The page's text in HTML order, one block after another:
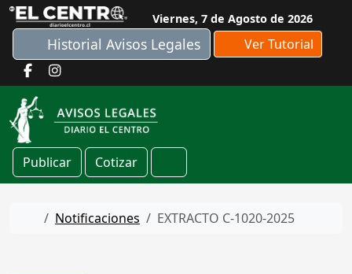
Skip to content
Viernes, 7 de Agosto de 2026
Historial Avisos Legales Ver Tutorial
Publicar Cotizar
Cart
Home
Notificaciones EXTRACTO C-1020-2025